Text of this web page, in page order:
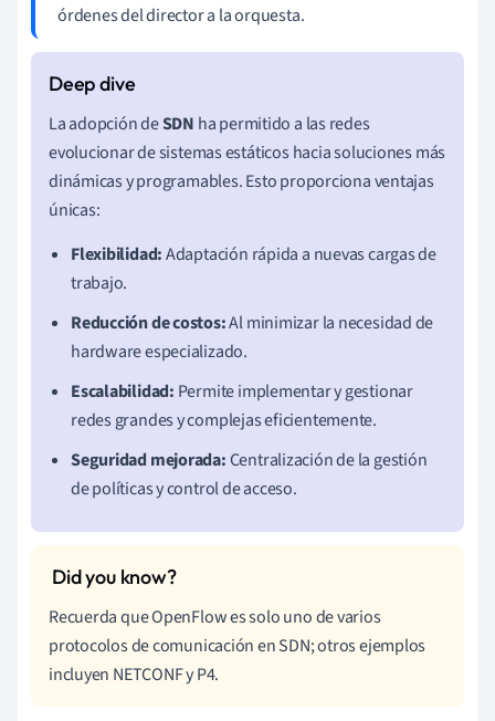
órdenes del director a la orquesta.
La adopción deSDN ha permitido a las redes
evolucionar de sistemas estáticos hacia soluciones más
dinámicas y programables. Esto proporciona ventajas
únicas:
Flexibilidad:Adaptación rápida a nuevas cargas de
trabajo.
Reducción de costos:Al minimizar la necesidad de
hardware especializado.
Escalabilidad: Permite implementar y gestionar
redes grandes y complejas eficientemente.
Seguridad mejorada:Centralización de la gestión
de políticas y control de acceso.
Recuerda que OpenFlow es solo uno de varios
protocolos de comunicación en SDN; otros ejemplos
incluyen NETCONF y P4.